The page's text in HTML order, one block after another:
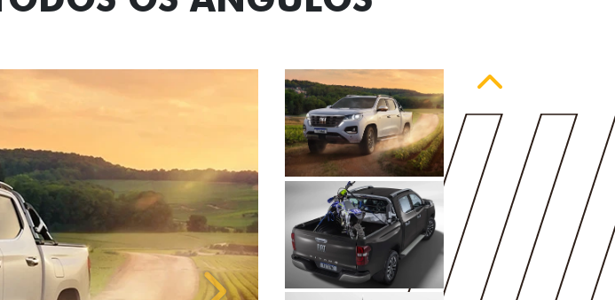
Próximo